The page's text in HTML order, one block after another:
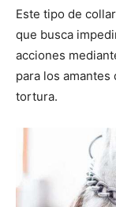
Este tipo de
que busca
acciones
para los
tortura.